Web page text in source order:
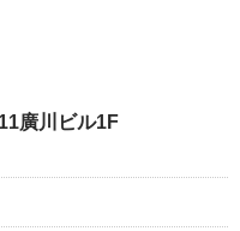
廣川ビル1F